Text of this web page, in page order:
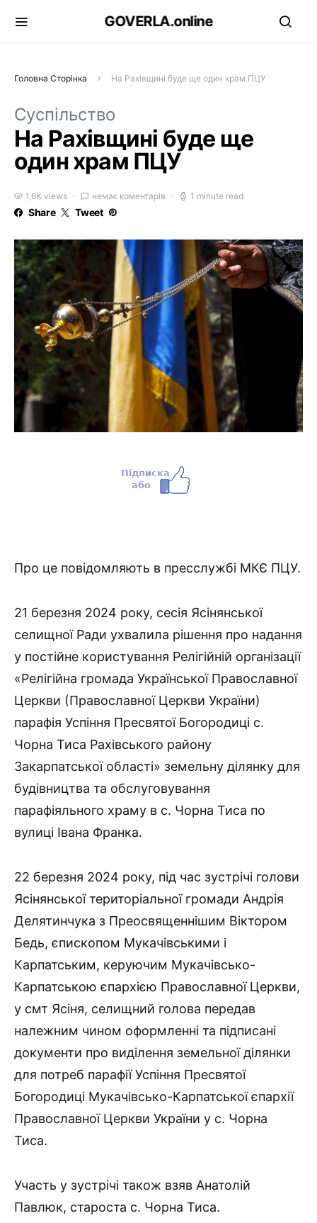
GOVERLA.online
Головна Сторінка На Рахівщині буде ще один храм ПЦУ
Суспільство
На Рахівщині буде ще
один храм ПЦУ
1,6K views немає коментарів 1 minute read
Share Tweet
Про це повідомляють в пресслужбі МКЄ ПЦУ.
21 березня 2024 року, сесія Ясінянської
селищної Ради ухвалила рішення про надання
у постійне користування Релігійній організації
«Релігійна громада Української Православної
Церкви (Православної Церкви України)
парафія Успіння Пресвятої Богородиці с.
Чорна Тиса Рахівського району
Закарпатської області» земельну ділянку для
будівництва та обслуговування
парафіяльного храму в с. Чорна Тиса по
вулиці Івана Франка.
22 березня 2024 року, під час зустрічі голови
Ясінянської територіальної громади Андрія
Делятинчука з Преосвященнішим Віктором
Бедь, єпископом Мукачівськими і
Карпатським, керуючим Мукачівсько-
Карпатською єпархією Православної Церкви,
у смт Ясіня, селищний голова передав
належним чином оформленні та підписані
документи про виділення земельної ділянки
для потреб парафії Успіння Пресвятої
Богородиці Мукачівсько-Карпатської єпархії
Православної Церкви України у с. Чорна
Тиса.
Участь у зустрічі також взяв Анатолій
Павлюк, староста с. Чорна Тиса.